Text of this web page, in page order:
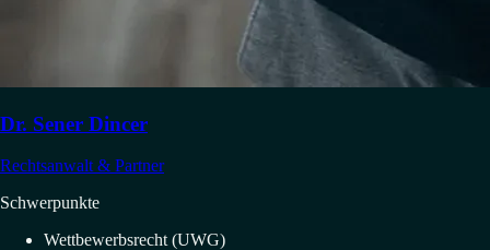
Dr. Sener Dincer
Rechtsanwalt & Partner
Schwerpunkte
Wettbewerbsrecht (UWG)